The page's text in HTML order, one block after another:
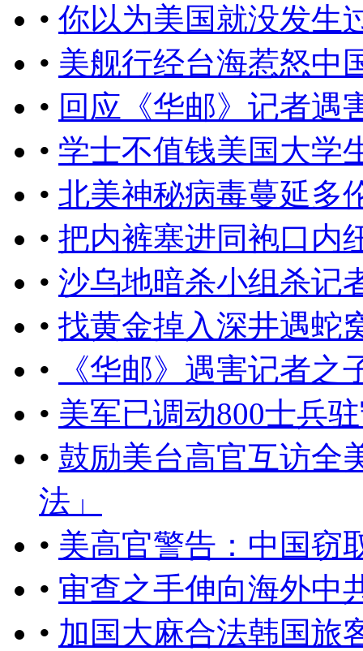
• 你以为美国就没发生
• 美舰行经台海惹怒中
• 回应​《华邮》记者遇
• 学士不值钱美国大学
• 北美神秘病毒蔓延多
• 把内裤塞进同袍口内
• 沙乌地暗杀小组杀记
• 找黄金掉入深井遇蛇
•
《华邮》遇害记者
• 美军已调动800士兵
• 鼓励美台高官互访全
法」
• 美高官警告：中国窃
• 审查之手伸向海外中
• 加国大麻合法韩国旅